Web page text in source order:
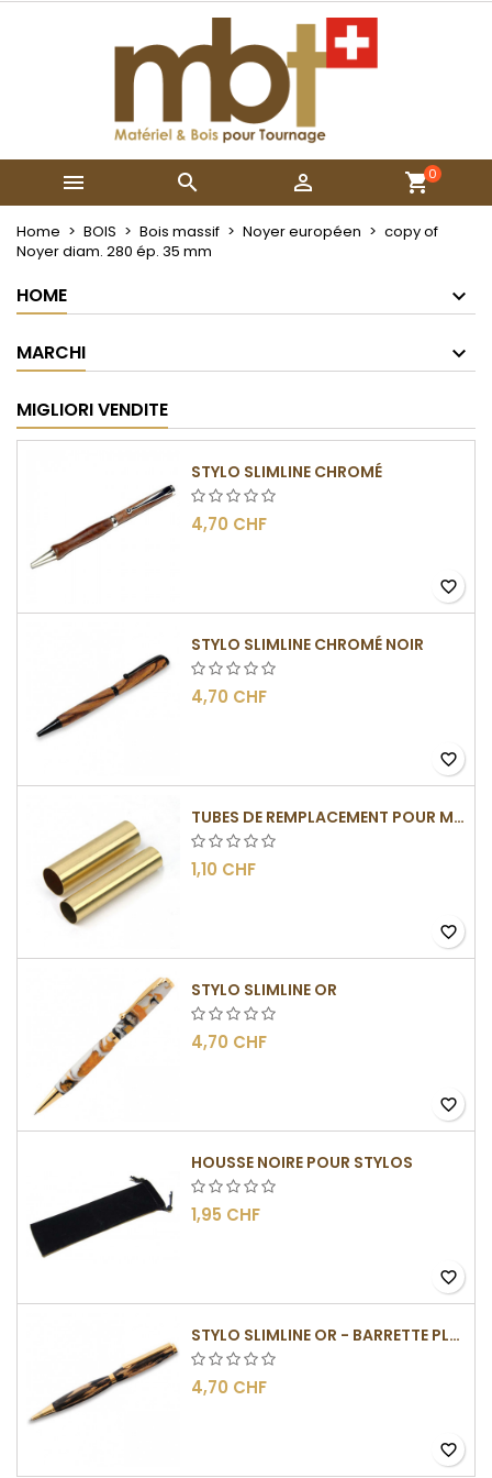
   0
Home BOIS Bois massif Noyer européen
copy of
Noyer diam. 280 ép. 35 mm
HOME
MARCHI
MIGLIORI VENDITE
STYLO SLIMLINE CHROMÉ
4,70 CHF
favorite_border
STYLO SLIMLINE CHROMÉ NOIR
4,70 CHF
favorite_border
TUBES DE REMPLACEMENT POUR MÉCANISMES SLIMLINE
1,10 CHF
favorite_border
STYLO SLIMLINE OR
4,70 CHF
favorite_border
HOUSSE NOIRE POUR STYLOS
1,95 CHF
favorite_border
STYLO SLIMLINE OR - BARRETTE PLATE
4,70 CHF
favorite_border
My wishlists
Crea lista dei desideri
Accedi
Devi avere effettuato l'accesso per salvare dei
prodotti nella tua lista dei desideri.
Annulla Accedi